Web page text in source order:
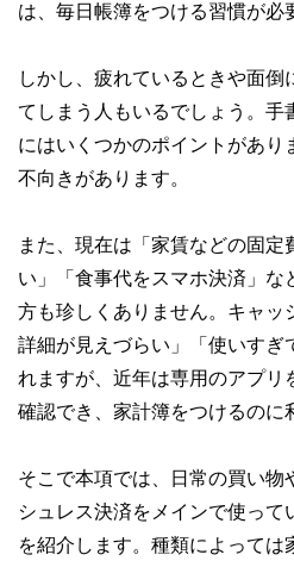
このように編集経験豊富な
な情報発信を実現していま
私たちは、快適でより良い
コンシェルジュを目指しま
は、毎日帳簿をつける習慣が必
しかし、疲れているときや面倒
てしまう人もいるでしょう。手
にはいくつかのポイントがあり
不向きがあります。
また、現在は「家賃などの固定
い」「食事代をスマホ決済」な
方も珍しくありません。キャッ
詳細が見えづらい」「使いすぎ
れますが、近年は専用のアプリ
確認でき、家計簿をつけるのに
そこで本項では、日常の買い物
シュレス決済をメインで使って
を紹介します。種類によっては